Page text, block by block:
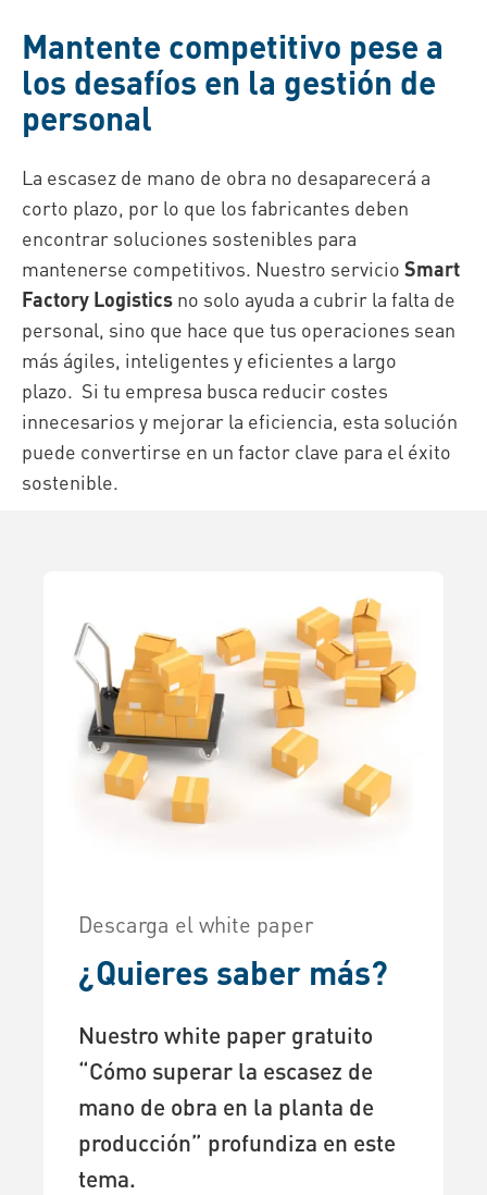
Mantente competitivo pese a
los desafíos en la gestión de
personal
La escasez de mano de obra no desaparecerá a
corto plazo, por lo que los fabricantes deben
encontrar soluciones sostenibles para
mantenerse competitivos. Nuestro servicio Smart
Factory Logistics no solo ayuda a cubrir la falta de
personal, sino que hace que tus operaciones sean
más ágiles, inteligentes y eficientes a largo
plazo. Si tu empresa busca reducir costes
innecesarios y mejorar la eficiencia, esta solución
puede convertirse en un factor clave para el éxito
sostenible.
Descarga el white paper
¿Quieres saber más?
Nuestro white paper gratuito
“Cómo superar la escasez de
mano de obra en la planta de
producción” profundiza en este
tema.